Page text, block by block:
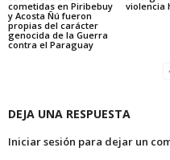
cometidas en Piribebuy
y Acosta Ñú fueron
propias del carácter
genocida de la Guerra
contra el Paraguay
violencia
DEJA UNA RESPUESTA
Iniciar sesión para dejar un